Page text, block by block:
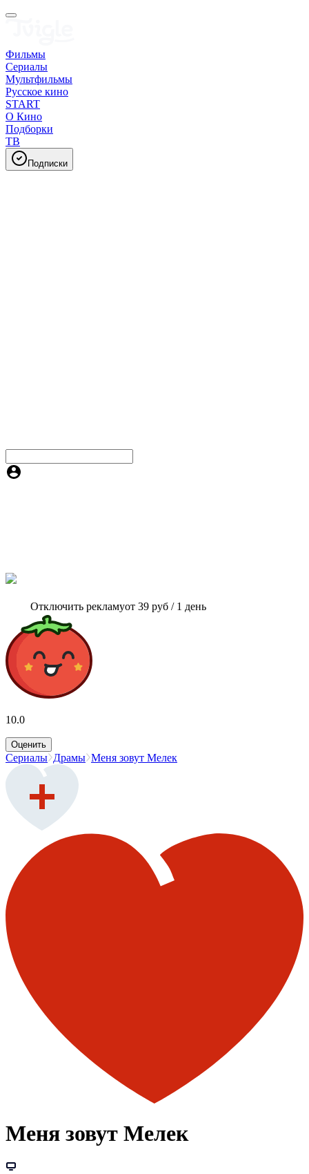
Фильмы
Сериалы
Мультфильмы
Русское кино
START
О Кино
Подборки
ТВ
Подписки
Отключить рекламуот 39 руб / 1 день
10.0
Оценить
Сериалы Драмы Меня зовут Мелек
Меня зовут Мелек